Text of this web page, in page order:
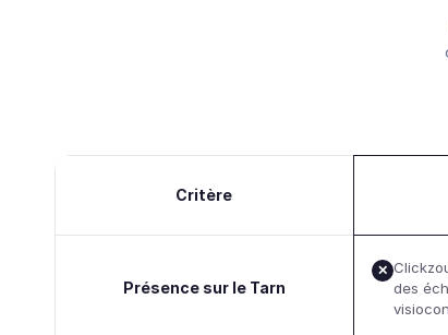
Critère
Présence sur le Tarn
✕
des